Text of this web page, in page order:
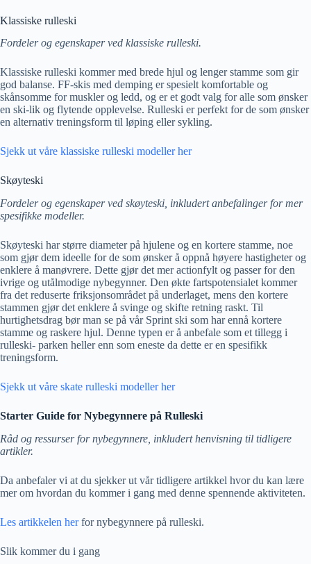
Klassiske rulleski
Fordeler og egenskaper ved klassiske rulleski.
Klassiske rulleski kommer med brede hjul og lenger stamme som gir
god balanse. FF-skis med demping er spesielt komfortable og
skånsomme for muskler og ledd, og er et godt valg for alle som ønsker
en ski-lik og flytende opplevelse. Rulleski er perfekt for de som ønsker
en alternativ treningsform til løping eller sykling.
Sjekk ut våre klassiske rulleski modeller her
Skøyteski
Fordeler og egenskaper ved skøyteski, inkludert anbefalinger for mer
spesifikke modeller.
Skøyteski har større diameter på hjulene og en kortere stamme, noe
som gjør dem ideelle for de som ønsker å oppnå høyere hastigheter og
enklere å manøvrere. Dette gjør det mer actionfylt og passer for den
ivrige og utålmodige nybegynner. Den økte fartspotensialet kommer
fra det reduserte friksjonsområdet på underlaget, mens den kortere
stammen gjør det enklere å svinge og skifte retning raskt. Til
hurtighetsdrag bør man se på vår Sprint ski som har ennå kortere
stamme og raskere hjul. Denne typen er å anbefale som et tillegg i
rulleski- parken heller enn som eneste da dette er en spesifikk
treningsform.
Sjekk ut våre skate rulleski modeller her
Starter Guide for Nybegynnere på Rulleski
Råd og ressurser for nybegynnere, inkludert henvisning til tidligere
artikler.
Da anbefaler vi at du sjekker ut vår tidligere artikkel hvor du kan lære
mer om hvordan du kommer i gang med denne spennende aktiviteten.
Les artikkelen herfor nybegynnere på rulleski.
Slik kommer du i gang